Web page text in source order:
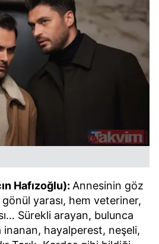
Hafızoğlu): Annesinin göz
yarası, hem veteriner,
Sürekli arayan, bulunca
inanan, hayalperest, neşeli,